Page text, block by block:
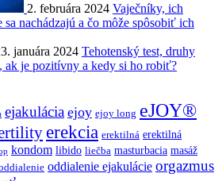
2. februára 2024 Vaječníky, ich
nachádzajú a čo môže spôsobiť ich
januára 2024 Tehotenský test, druhy
ak je pozitívny a kedy si ho robiť?
ejakulácia ejoy ejoy long eJOY®
erekcia erektilná erektilná
kondom libido liečba masturbacia masáž
oddialenie ejakulácie orgazmus